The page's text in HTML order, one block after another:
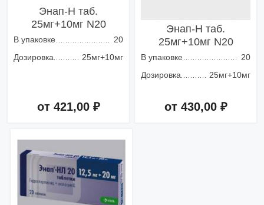
Энап-H таб.
25мг+10мг N20
В упаковке
20
Дозировка
25мг+10мг
от 421,00 ₽
Энап-H таб.
25мг+10мг N20
В упаковке
20
Дозировка
25мг+10мг
от 430,00 ₽